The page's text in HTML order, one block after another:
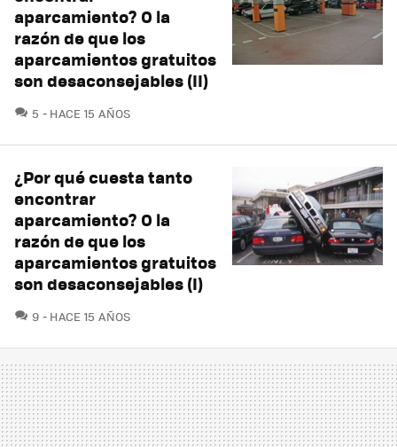
aparcamiento? O la
razón de que los
aparcamientos gratuitos
son desaconsejables (II)
5 COMENTARIOS
HACE 15 AÑOS
¿Por qué cuesta tanto
encontrar
aparcamiento? O la
razón de que los
aparcamientos gratuitos
son desaconsejables (I)
9 COMENTARIOS
HACE 15 AÑOS